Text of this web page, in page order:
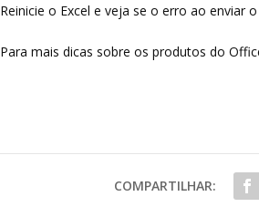
Reinicie o Excel e veja se o erro ao enviar
Para mais dicas sobre os produtos do
COMPARTILHAR: